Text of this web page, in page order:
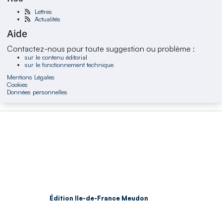
Lettres
Actualités
Aide
Contactez-nous pour toute suggestion ou problème :
sur le contenu éditorial
sur le fonctionnement technique
Mentions Légales
Cookies
Données personnelles
Édition Ile-de-France Meudon